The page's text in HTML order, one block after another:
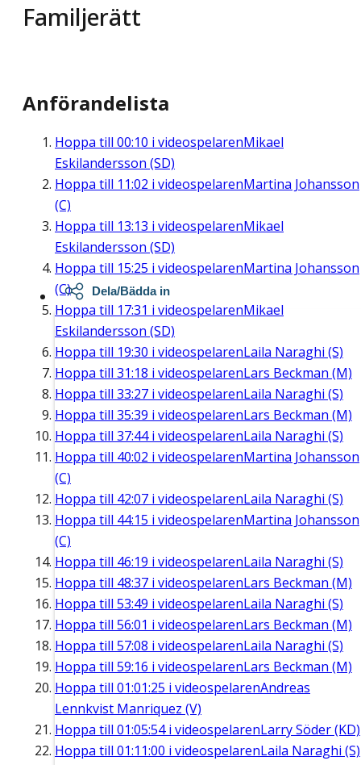
Familjerätt
Anförandelista
Hoppa till 00:10 i videospelarenMikael
Eskilandersson (SD)
Hoppa till 11:02 i videospelarenMartina Johansson
(C)
Hoppa till 13:13 i videospelarenMikael
Eskilandersson (SD)
Hoppa till 15:25 i videospelarenMartina Johansson
(C)
Hoppa till 17:31 i videospelarenMikael
Eskilandersson (SD)
Hoppa till 19:30 i videospelarenLaila Naraghi (S)
Hoppa till 31:18 i videospelarenLars Beckman (M)
Hoppa till 33:27 i videospelarenLaila Naraghi (S)
Hoppa till 35:39 i videospelarenLars Beckman (M)
Hoppa till 37:44i videospelarenLaila Naraghi (S)
Hoppa till 40:02 i videospelarenMartina Johansson
(C)
Hoppa till 42:07 i videospelarenLaila Naraghi (S)
Hoppa till 44:15 i videospelarenMartina Johansson
(C)
Hoppa till 46:19 i videospelarenLaila Naraghi (S)
Hoppa till 48:37 i videospelarenLars Beckman (M)
Hoppa till 53:49 i videospelarenLaila Naraghi (S)
Hoppa till 56:01 i videospelarenLars Beckman (M)
Hoppa till 57:08 i videospelarenLaila Naraghi (S)
Hoppa till 59:16 i videospelarenLars Beckman (M)
Hoppa till 01:01:25 i videospelarenAndreas
Lennkvist Manriquez (V)
Hoppa till 01:05:54i videospelarenLarry Söder (KD)
Hoppa till 01:11:00 i videospelarenLaila Naraghi (S)
Dela/Bädda in